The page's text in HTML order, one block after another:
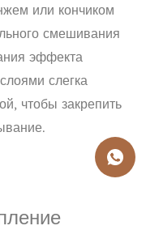
или кончиком
смешивания
эффекта
слегка
чтобы закрепить